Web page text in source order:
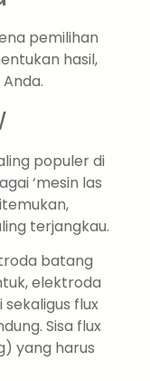
pemilihan
hasil,
populer di
‘mesin las
terjangkau.
batang
elektroda
flux
Sisa flux
yang harus